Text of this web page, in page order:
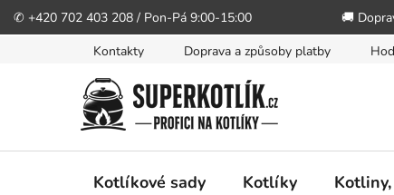
✆ +420 702 403 208 / Pon-Pá 9:00-15:00 🚚
Kontakty Doprava a způsoby platby
Kotlíkové sady Kotlíky